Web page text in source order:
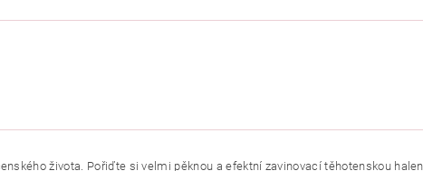
života. Pořiďte si velmi pěknou a efektní zavinovací těhotenskou